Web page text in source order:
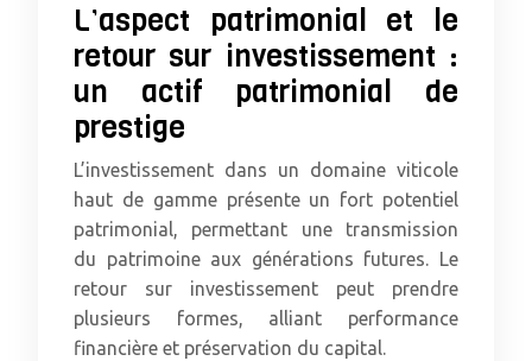
L’aspect patrimonial et le
retour sur investissement :
un actif patrimonial de
prestige
L’investissement dans un domaine viticole
haut de gamme présente un fort potentiel
patrimonial, permettant une transmission
du patrimoine aux générations futures. Le
retour sur investissement peut prendre
plusieurs formes, alliant performance
financière et préservation du capital.